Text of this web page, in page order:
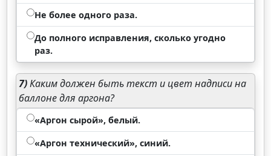
Не более одного раза.
До полного исправления, сколько угодно
раз.
7)Каким должен быть текст и цвет надписи на
баллоне для аргона?
«Аргон сырой», белый.
«Аргон технический», синий.